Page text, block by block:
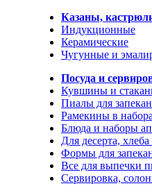
Казаны,
Индукционные
Керамические
Чугунные и
Посуда и
Кувшины и
Пиалы для
Рамекины в
Блюда и наборы
Для десерта,
Формы для
Все для выпечки
Сервировка,